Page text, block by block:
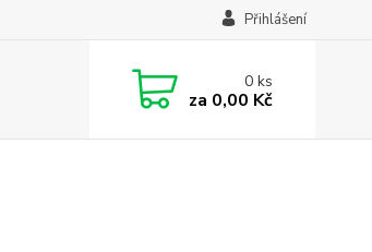
Přihlášení
0ks
za 0,00 Kč